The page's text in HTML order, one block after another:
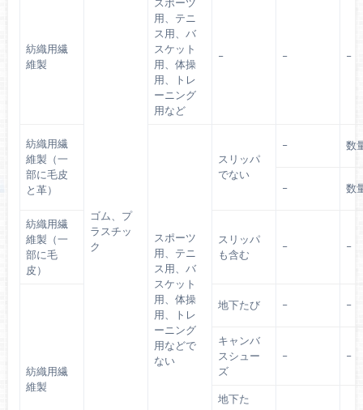
紡織用繊
維製
ゴム、プ
ラスチッ
ク
用、テニ
ス用、バ
スケット
用、体操
用、トレ
ーニング
用など
– – –
紡織用繊
維製（一
部に毛皮
と革）
スポーツ
用、テニ
ス用、バ
スケット
用、体操
用、トレ
ーニング
用などで
ない
スリッパ
でない
– 数
– 数
紡織用繊
維製（一
部に毛
皮）
スリッパ
も含む
– –
紡織用繊
維製
地下たび – –
キャンバ
スシュー
ズ
– –
地下た